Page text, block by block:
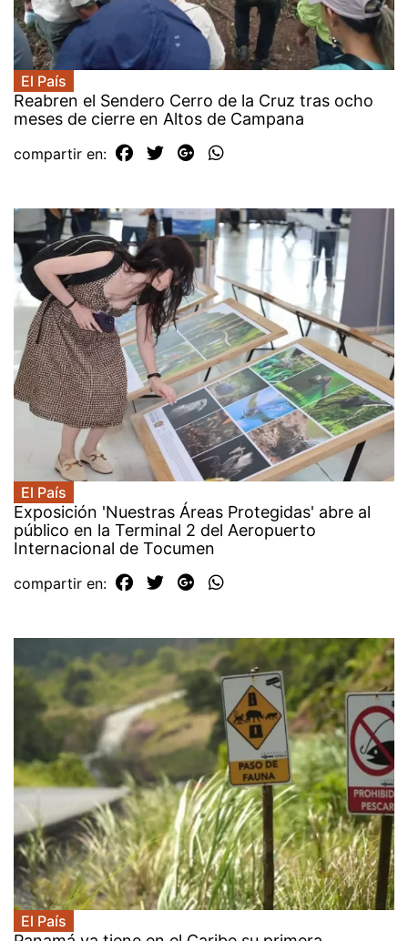
El País
Reabren el Sendero Cerro de la Cruz tras ocho
meses de cierre en Altos de Campana
compartir en:
El País
Exposición 'Nuestras Áreas Protegidas' abre al
público en la Terminal 2 del Aeropuerto
Internacional de Tocumen
compartir en:
El País